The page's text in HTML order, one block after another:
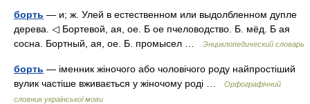
борть — и; ж. Улей в естественном или выдолбленном дупле
дерева. ◁ Бортевой, ая, ое. Б ое пчеловодство. Б. мёд. Б ая
сосна. Бортный, ая, ое. Б. промысел …
Энциклопедический словарь
борть — іменник жіночого або чоловічого роду найпростіший
вулик частіше вживається у жіночому роді …
Орфографічний
словник української мови